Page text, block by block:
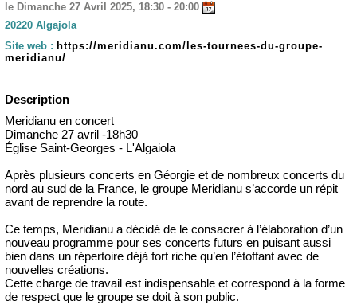
le Dimanche 27 Avril 2025, 18:30 - 20:00
20220 Algajola
Site web : https://meridianu.com/les-tournees-du-groupe-
meridianu/
Description
Meridianu en concert
Dimanche 27 avril -18h30
Église Saint-Georges - L'Algaiola
Après plusieurs concerts en Géorgie et de nombreux concerts du
nord au sud de la France, le groupe Meridianu s’accorde un répit
avant de reprendre la route.
Ce temps, Meridianu a décidé de le consacrer à l’élaboration d’un
nouveau programme pour ses concerts futurs en puisant aussi
bien dans un répertoire déjà fort riche qu’en l’étoffant avec de
nouvelles créations.
Cette charge de travail est indispensable et correspond à la forme
de respect que le groupe se doit à son public.